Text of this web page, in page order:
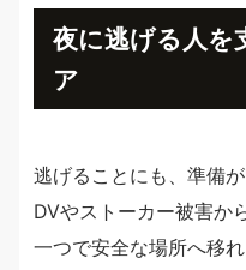
夜に逃げる人を
ア
逃げることにも、準備が
DVやストーカー被害か
一つで安全な場所へ移れ